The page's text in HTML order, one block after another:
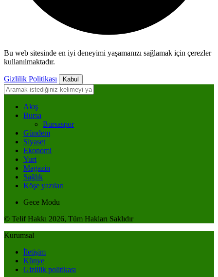
Bu web sitesinde en iyi deneyimi yaşamanızı sağlamak için çerezler
kullanılmaktadır.
Gizlilik Politikası Kabul
Akış
Bursa
Bursaspor
Gündem
Siyaset
Ekonomi
Yurt
Magazin
Sağlık
Köşe yazıları
Gece Modu
© Telif Hakkı 2026, Tüm Hakları Saklıdır
Kurumsal
İletişim
Künye
Gizlilik politikası